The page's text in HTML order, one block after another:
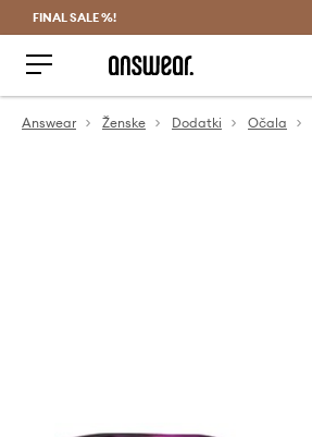
FINAL SALE %!
Answear Ženske Dodatki Očala